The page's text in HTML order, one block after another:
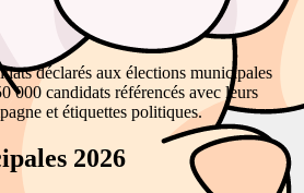
déclarés aux élections municipales
000 candidats référencés avec leurs
et étiquettes politiques.
2026